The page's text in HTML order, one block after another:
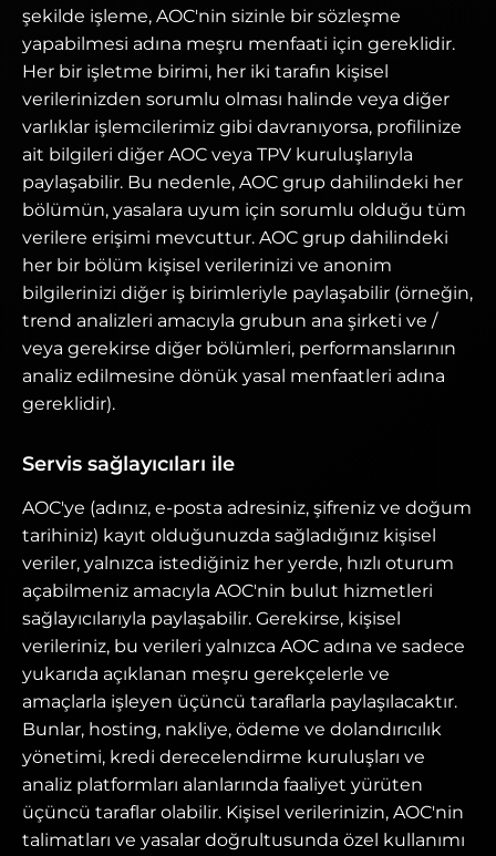
şekilde işleme, AOC'nin sizinle bir sözleşme
yapabilmesi adına meşru menfaati için gereklidir.
Her bir işletme birimi, her iki tarafın kişisel
verilerinizden sorumlu olması halinde veya diğer
varlıklar işlemcilerimiz gibi davranıyorsa, profilinize
ait bilgileri diğer AOC veya TPV kuruluşlarıyla
paylaşabilir. Bu nedenle, AOC grup dahilindeki her
bölümün, yasalara uyum için sorumlu olduğu tüm
verilere erişimi mevcuttur. AOC grup dahilindeki
her bir bölüm kişisel verilerinizi ve anonim
bilgilerinizi diğer iş birimleriyle paylaşabilir (örneğin,
trend analizleri amacıyla grubun ana şirketi ve /
veya gerekirse diğer bölümleri, performanslarının
analiz edilmesine dönük yasal menfaatleri adına
gereklidir).
Servis sağlayıcıları ile
AOC'ye (adınız, e-posta adresiniz, şifreniz ve doğum
tarihiniz) kayıt olduğunuzda sağladığınız kişisel
veriler, yalnızca istediğiniz her yerde, hızlı oturum
açabilmeniz amacıyla AOC'nin bulut hizmetleri
sağlayıcılarıyla paylaşabilir. Gerekirse, kişisel
verileriniz, bu verileri yalnızca AOC adına ve sadece
yukarıda açıklanan meşru gerekçelerle ve
amaçlarla işleyen üçüncü taraflarla paylaşılacaktır.
Bunlar, hosting, nakliye, ödeme ve dolandırıcılık
yönetimi, kredi derecelendirme kuruluşları ve
analiz platformları alanlarında faaliyet yürüten
üçüncü taraflar olabilir. Kişisel verilerinizin, AOC'nin
talimatları ve yasalar doğrultusunda özel kullanımı